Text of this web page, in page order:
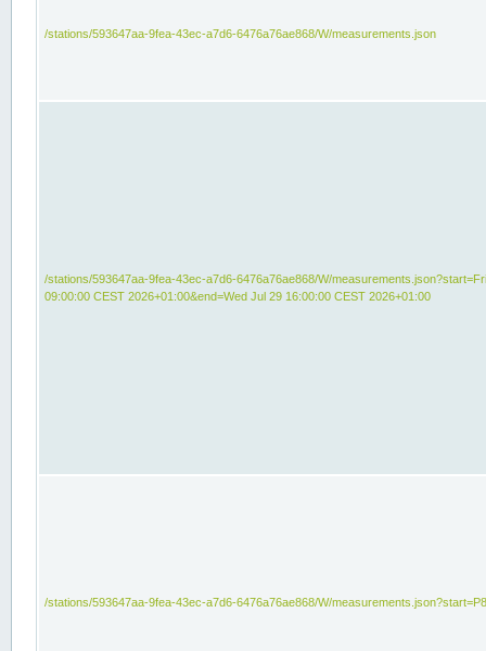
/stations/593647aa-9fea-43ec-a7d6-6476a76ae868/W/measurements.json
/stations/593647aa-9fea-43ec-a7d6-6476a76ae868/W/
09:00:00 CEST 2026+01:00&end=Wed Jul 29 16:00:00 CEST 2026+01:00
/stations/593647aa-9fea-43ec-a7d6-6476a76ae868/W/